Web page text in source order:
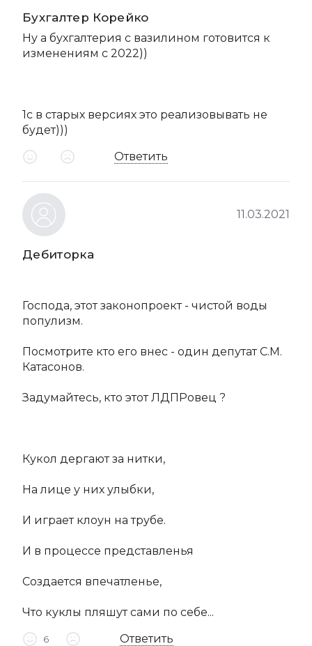
Бухгалтер Корейко
Ну а бухгалтерия с вазилином готовится к
изменениям с 2022))
1с в старых версиях это реализовывать не
будет)))
Ответить
Дебиторка
11.03.2021
Господа, этот законопроект - чистой воды
популизм.
Посмотрите кто его внес - один депутат С.М.
Катасонов.
Задумайтесь, кто этот ЛДПРовец ?
Кукол дергают за нитки,
На лице у них улыбки,
И играет клоун на трубе.
И в процессе представленья
Создается впечатленье,
Что куклы пляшут сами по себе...
6 Ответить